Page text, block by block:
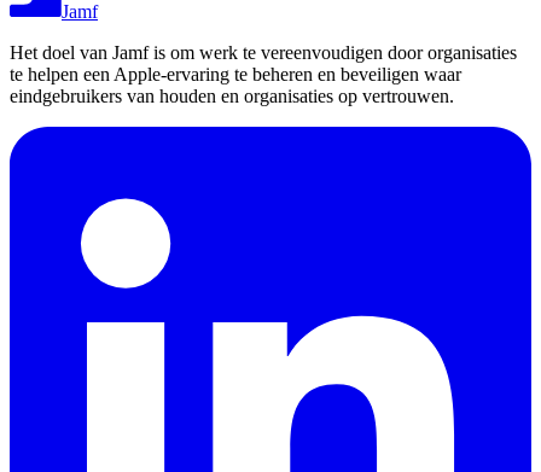
Jamf
Het doel van Jamf is om werk te vereenvoudigen door organisaties
te helpen een Apple-ervaring te beheren en beveiligen waar
eindgebruikers van houden en organisaties op vertrouwen.